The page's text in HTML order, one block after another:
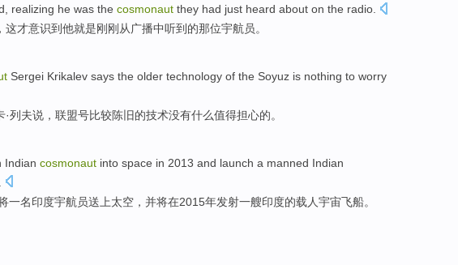
realizing he was the cosmonaut they had just heard about on the radio
， 这才意识到他就是刚刚 从 广播中听到 的那位宇航员。
Sergei Krikalev says the older technology of the Soyuz is nothing to worry
·列夫说 ， 联盟号比较陈旧的技术没有什么值得担心的。
Indian cosmonaut into space in 2013 and launch a manned Indian
一名印度宇航员送上太空 ， 并将在2015年发射一艘印度的载人宇宙飞船。